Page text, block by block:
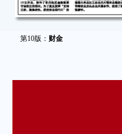
第10版： 财金